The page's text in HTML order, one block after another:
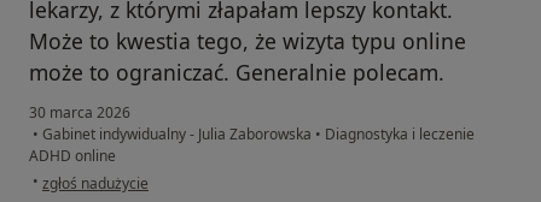
lekarzy, z którymi złapałam lepszy kontakt.
Może to kwestia tego, że wizyta typu online
może to ograniczać. Generalnie polecam.
30 marca 2026
• Gabinet indywidualny - Julia Zaborowska • Diagnostyka i leczenie
ADHD online
• w opinii użytkownika Pacjentka
zgłoś nadużycie